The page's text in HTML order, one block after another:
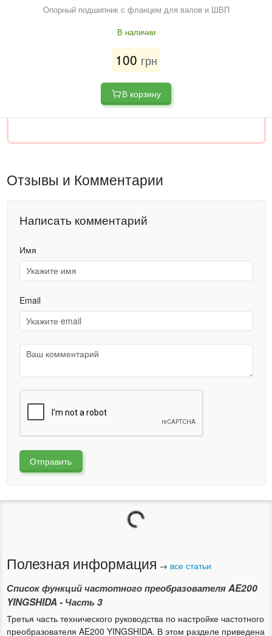
Опорный подшипник с фланцем для валов и ШВП
В наличии
100 грн
В корзину
Отзывы и Комментарии
Написать комментарий
Имя
Email
Отправить
Загрузка...
Полезная информация → все статьи
Список функций частотного преобразователя AE200
YINGSHIDA - Часть 3
Третья часть технического руководства по настройке частотного
преобразователя AE200 YINGSHIDA. В этом разделе приведена